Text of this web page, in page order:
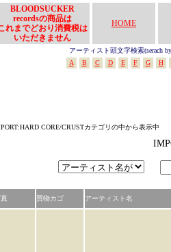
BLOODSUCKER
recordsの商品は
れまでどおり消費税は
いただきません
HOME
アーティスト頭文字検索(serach
A
B C D E F G H
CORE/CRUSTカテゴリの中から表示中
買物カゴ アーティスト名